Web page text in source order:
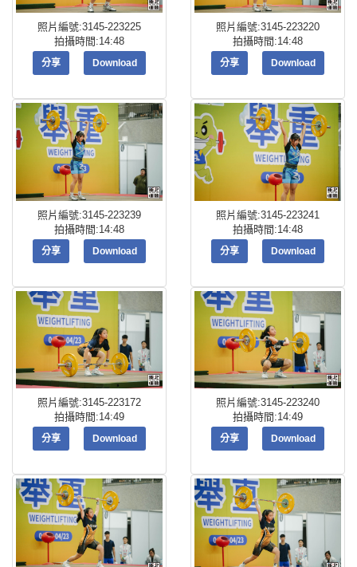
照片編號:3145-223225
拍攝時間:14:48
分享 Download
照片編號:3145-223220
拍攝時間:14:48
分享 Download
照片編號:3145-223239
拍攝時間:14:48
分享 Download
照片編號:3145-223241
拍攝時間:14:48
分享 Download
照片編號:3145-223172
拍攝時間:14:49
分享 Download
照片編號:3145-223240
拍攝時間:14:49
分享 Download